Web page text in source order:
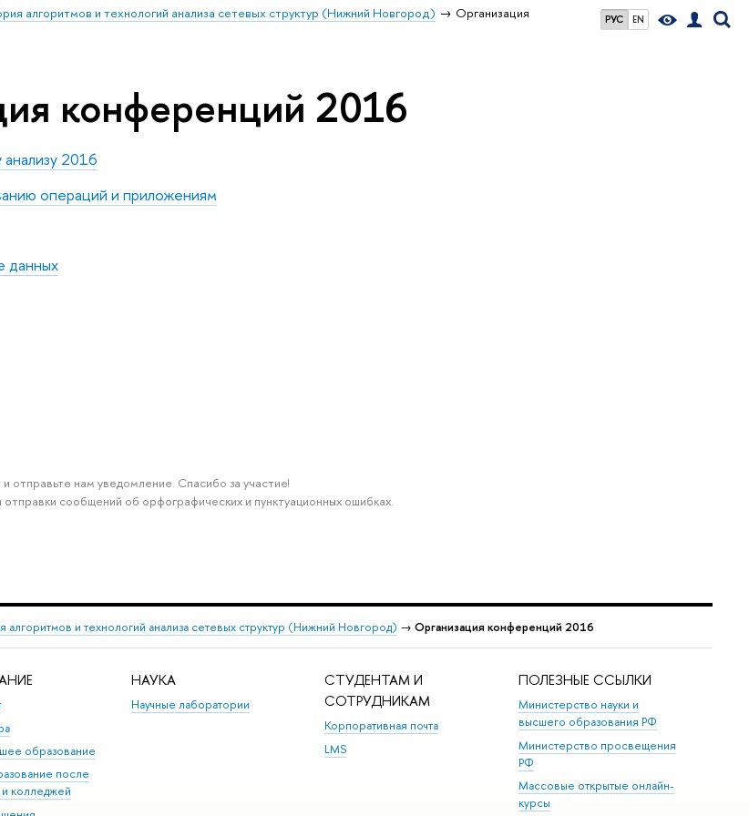
РУС EN
алгоритмов и технологий анализа сетевых структур (Нижний Новгород)
Организация
конференций 2016
2016
операций и приложениям
данных
отправьте нам уведомление. Спасибо за участие!
сообщений об орфографических и пунктуационных ошибках.
алгоритмов и технологий анализа сетевых структур (Нижний Новгород) → Организация конференций 2016
образование
после
колледжей
НАУКА
Научные лаборатории
СТУДЕНТАМ И
СОТРУДНИКАМ
Корпоративная почта
LMS
ПОЛЕЗНЫЕ ССЫЛКИ
Министерство науки и
высшего образования РФ
Министерство просвещения
РФ
Массовые открытые онлайн-
курсы